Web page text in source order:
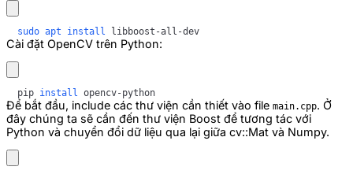
sudo apt install
Cài đặt OpenCV trên Python:
pip install
Để bắt đầu, include các thư viện cần thiết vào file main.cpp. Ở
đây chúng ta sẽ cần đến thư viện Boost để tương tác với
Python và chuyển đổi dữ liệu qua lại giữa cv::Mat và Numpy.